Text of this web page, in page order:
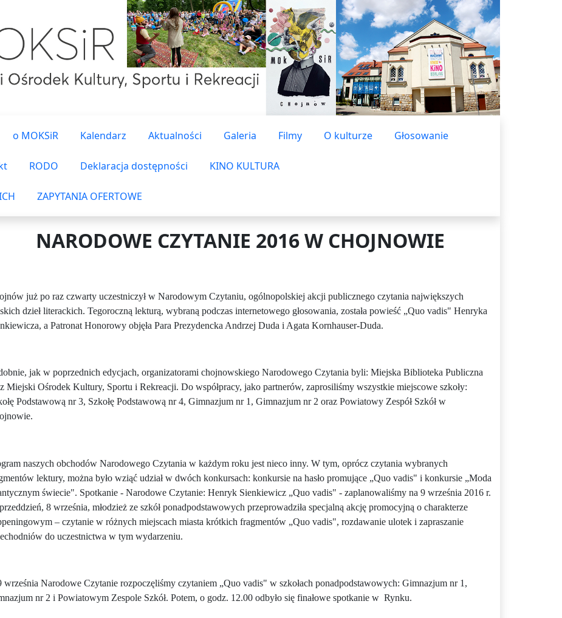
o MOKSiR Kalendarz Aktualności Galeria Filmy O kulturze Głosowanie
RODO Deklaracja dostępności KINO KULTURA
ZAPYTANIA OFERTOWE
NARODOWE CZYTANIE 2016 W CHOJNOWIE
już po raz czwarty uczestniczył w Narodowym Czytaniu, ogólnopolskiej akcji publicznego czytania największych
dzieł literackich. Tegoroczną lekturą, wybraną podczas internetowego głosowania, została powieść „Quo vadis" Henryka
a Patronat Honorowy objęła Para Prezydencka Andrzej Duda i Agata Kornhauser-Duda.
jak w poprzednich edycjach, organizatorami chojnowskiego Narodowego Czytania byli: Miejska Biblioteka Publiczna
Miejski Ośrodek Kultury, Sportu i Rekreacji. Do współpracy, jako partnerów, zaprosiliśmy wszystkie miejscowe szkoły:
Podstawową nr 3, Szkołę Podstawową nr 4, Gimnazjum nr 1, Gimnazjum nr 2 oraz Powiatowy Zespół Szkół w
naszych obchodów Narodowego Czytania w każdym roku jest nieco inny. W tym, oprócz czytania wybranych
lektury, można było wziąć udział w dwóch konkursach: konkursie na hasło promujące „Quo vadis" i konkursie „Moda
świecie". Spotkanie - Narodowe Czytanie: Henryk Sienkiewicz „Quo vadis" - zaplanowaliśmy na 9 września 2016 r.
8 września, młodzież ze szkół ponadpodstawowych przeprowadziła specjalną akcję promocyjną o charakterze
– czytanie w różnych miejscach miasta krótkich fragmentów „Quo vadis", rozdawanie ulotek i zapraszanie
do uczestnictwa w tym wydarzeniu.
września Narodowe Czytanie rozpoczęliśmy czytaniem „Quo vadis" w szkołach ponadpodstawowych: Gimnazjum nr 1,
nr 2 i Powiatowym Zespole Szkół. Potem, o godz. 12.00 odbyło się finałowe spotkanie w Rynku.